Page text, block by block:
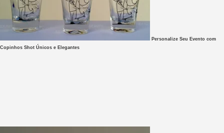
Personalize Seu Evento com
Copinhos Shot Únicos e Elegantes